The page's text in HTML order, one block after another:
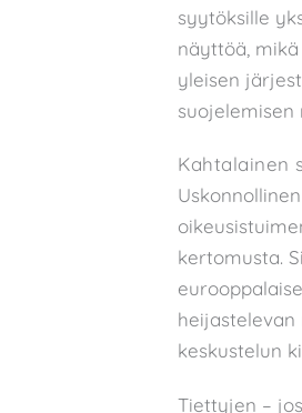
syytöksille
näyttöä,
yleisen
suojelemisen
Kahtalainen
kertomusta.
keskustelun
Tiettyjen –